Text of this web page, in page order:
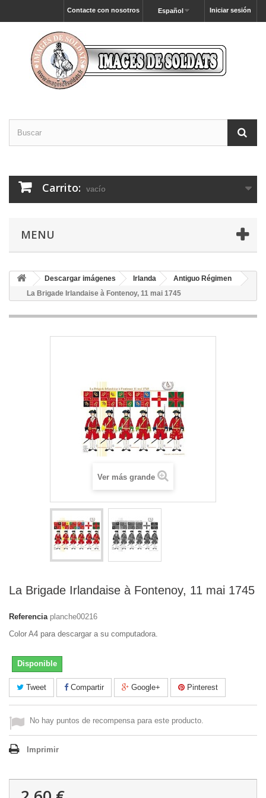
Iniciar sesión
Español
Contacte con nosotros
Carrito: vacío
MENU
Descargar imágenes Irlanda
Antiguo Régimen
La Brigade Irlandaise à Fontenoy, 11 mai 1745
Ver más grande
La Brigade Irlandaise à Fontenoy, 11 mai 1745
Referencia planche00216
Color A4 para descargar a su computadora.
Disponible
Tweet Compartir Google+ Pinterest
No hay puntos de recompensa para este producto.
Imprimir